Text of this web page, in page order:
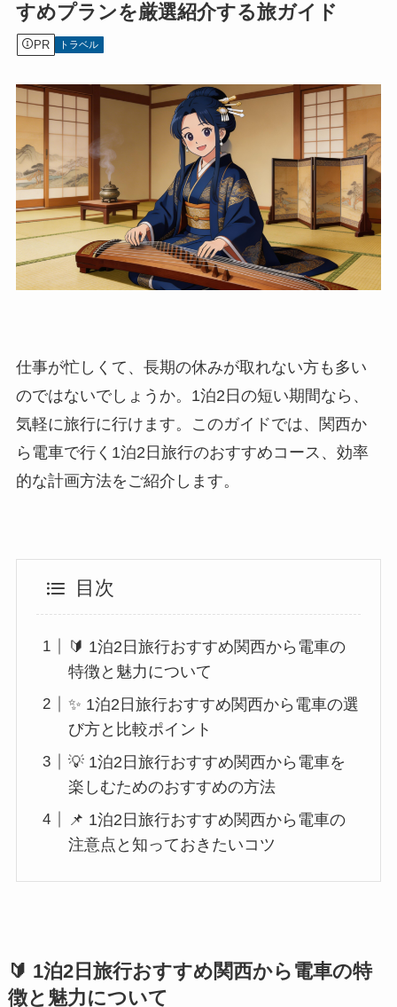
すめプランを厳選紹介する旅ガイド
PR トラベル
仕事が忙しくて、長期の休みが取れない方も多い
のではないでしょうか。1泊2日の短い期間なら、
気軽に旅行に行けます。このガイドでは、関西か
ら電車で行く1泊2日旅行のおすすめコース、効率
的な計画方法をご紹介します。
目次
🔰 1泊2日旅行おすすめ関西から電車の
特徴と魅力について
✨ 1泊2日旅行おすすめ関西から電車の選
び方と比較ポイント
💡 1泊2日旅行おすすめ関西から電車を
楽しむためのおすすめの方法
📌 1泊2日旅行おすすめ関西から電車の
注意点と知っておきたいコツ
🔰 1泊2日旅行おすすめ関西から電車の特
徴と魅力について